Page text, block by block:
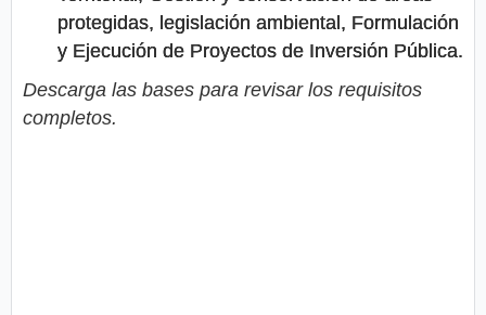
protegidas, legislación ambiental, Formulación
y Ejecución de Proyectos de Inversión Pública.
Descarga las bases para revisar los requisitos
completos.